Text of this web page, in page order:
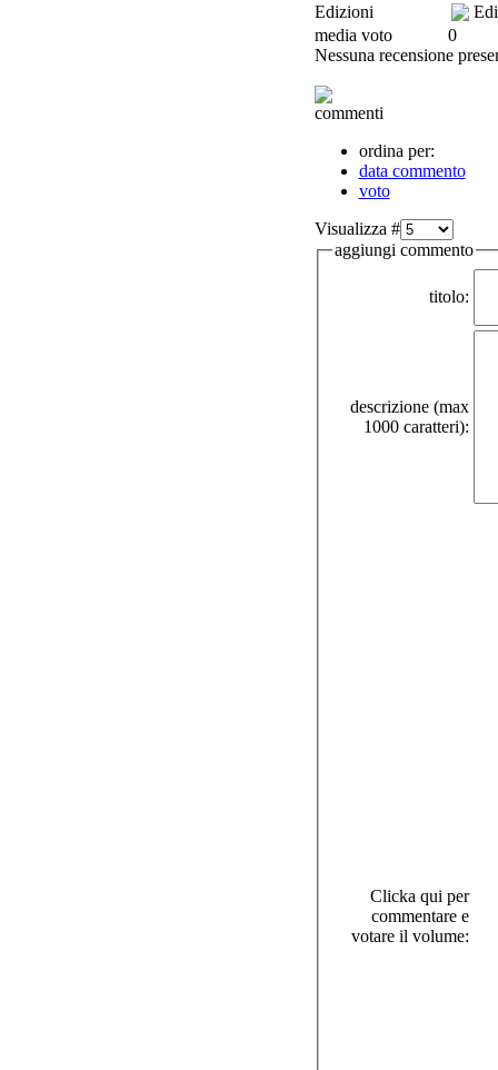
Edizioni
media voto
0
Nessuna recensione
commenti
ordina per:
data commento
voto
Visualizza #
aggiungi commento
titolo:
descrizione (max
1000 caratteri):
Clicka qui per
commentare e
votare il volume: